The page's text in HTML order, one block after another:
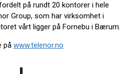
på rundt 20 kontorer i hele
Group, som har virksomhet i
vårt ligger på Fornebu i Bærum.
på www.telenor.no